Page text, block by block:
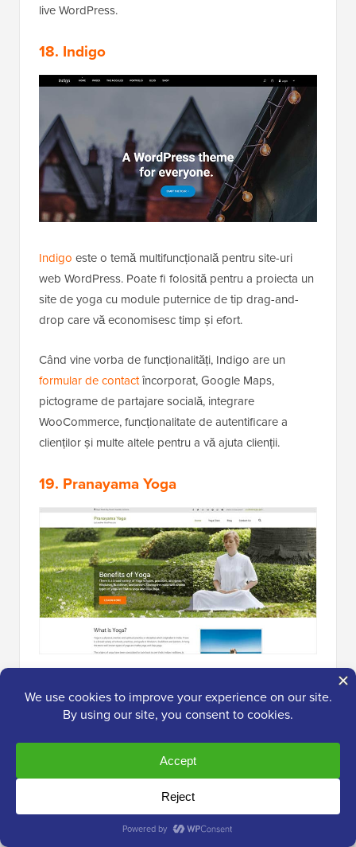
live WordPress.
18. Indigo
Indigo este o temă multifuncțională pentru site-uri
web WordPress. Poate fi folosită pentru a proiecta un
site de yoga cu module puternice de tip drag-and-
drop care vă economisesc timp și efort.
Când vine vorba de funcționalități, Indigo are un
formular de contactîncorporat, Google Maps,
pictograme de partajare socială, integrare
WooCommerce, funcționalitate de autentificare a
clienților și multe altele pentru a vă ajuta clienții.
19. Pranayama Yoga
Pranayama Yoga
este o temă WordPress frumoasă
pentru yoga. Suportă un logo personalizat, două
de pagină personalizate și un glisor de imagini.
Are o pagină de blog separată și secțiuni integrate
pentru Despre, cursuri, formatori, mărturii și multe
altele. Dispune de o secțiune de subsol cu widget-uri